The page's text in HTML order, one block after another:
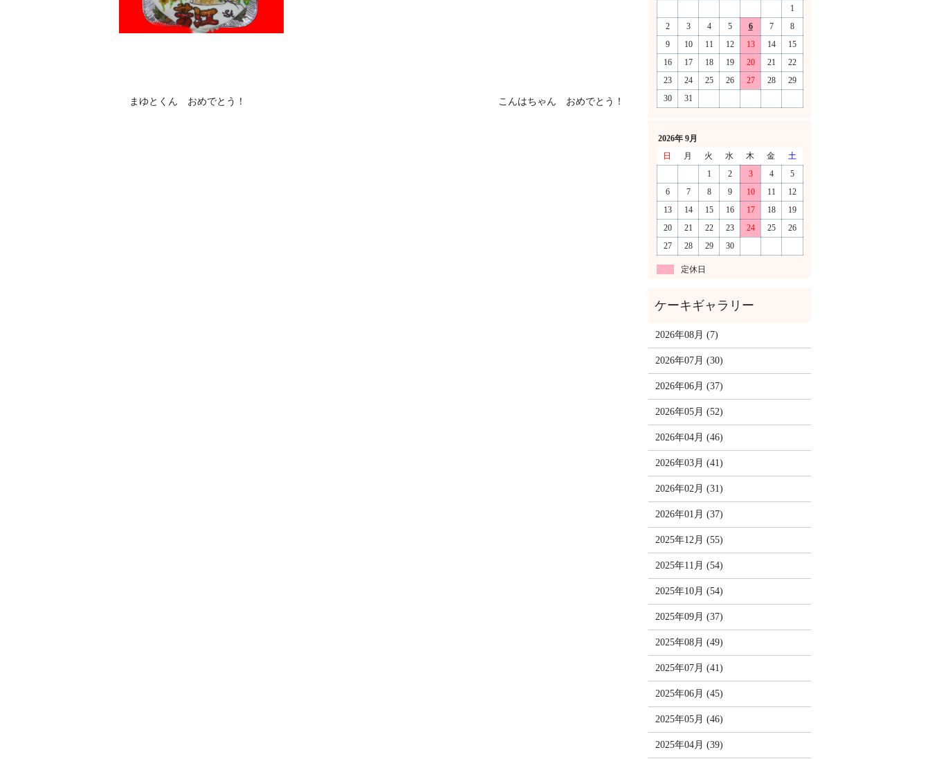
まゆとくん おめでとう！ こんはちゃん おめでとう！
1
2
3 4 5 6 7
8
9
10 11 12 13 14
15
16
17 18 19 20 21
22
23
24 25 26 27 28
29
30
31
2026年 9月
日
月 火 水 木 金
土
1
2 3 4
5
6
7 8 9 10 11
12
13
14 15 16 17 18
19
20
21 22 23 24 25
26
27
28 29 30
定休日
2026年08月 (7)
2026年07月 (30)
2026年06月 (37)
2026年05月 (52)
2026年04月 (46)
2026年03月 (41)
2026年02月 (31)
2026年01月 (37)
2025年12月 (55)
2025年11月 (54)
2025年10月 (54)
2025年09月 (37)
2025年08月 (49)
2025年07月 (41)
2025年06月 (45)
2025年05月 (46)
2025年04月 (39)